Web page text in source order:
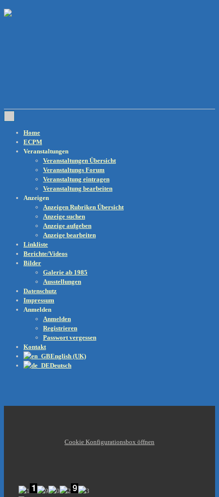
↓
Zum
Main
Navigation
Home
ECPM
Veranstaltungen
Veranstaltungen Übersicht
Veranstaltungs Forum
Veranstaltung eintragen
Veranstaltung bearbeiten
Anzeigen
Anzeigen Rubriken Übersicht
Anzeige suchen
Anzeige aufgeben
Anzeige bearbeiten
Linkliste
Berichte/Videos
Bilder
Galerie ab 1985
Ausstellungen
Datenschutz
Impressum
Anmelden
Anmelden
Registrieren
Passwort vergessen
Kontakt
English (UK)
Deutsch
Cookie Konfigurationsbox öffnen